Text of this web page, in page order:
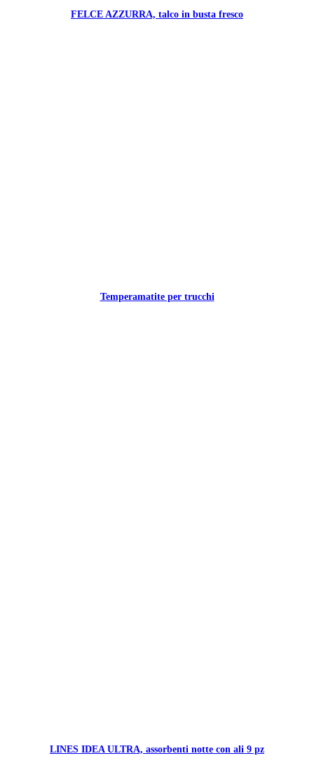
FELCE AZZURRA, talco in busta fresco
Temperamatite per trucchi
LINES IDEA ULTRA, assorbenti notte con ali 9 pz